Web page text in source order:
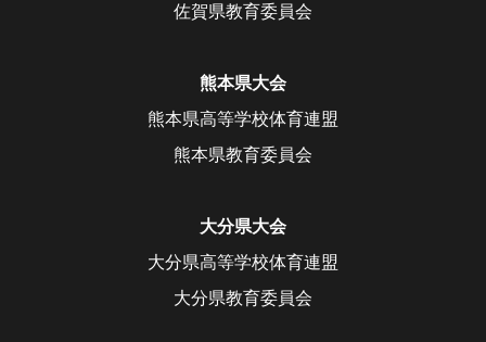
佐賀県教育委員会
熊本県大会
熊本県高等学校体育連盟
熊本県教育委員会
大分県大会
大分県高等学校体育連盟
大分県教育委員会